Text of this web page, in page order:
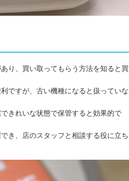
り、買い取ってもらう方法を知ると買
ですが、古い機種になると扱っていな
きれいな状態で保管すると効果的で
き、店のスタッフと相談する役に立ち